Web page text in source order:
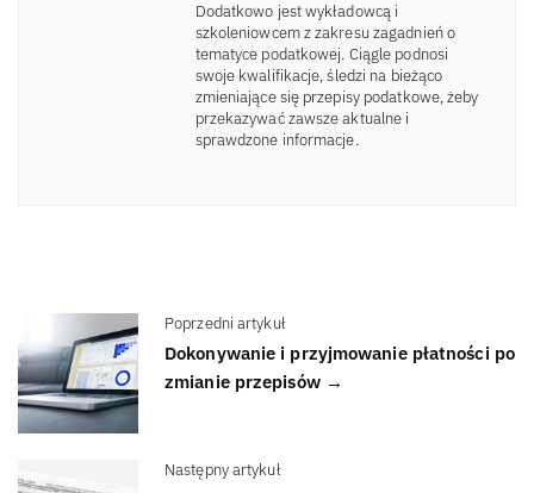
Dodatkowo jest wykładowcą i
szkoleniowcem z zakresu zagadnień o
tematyce podatkowej. Ciągle podnosi
swoje kwalifikacje, śledzi na bieżąco
zmieniające się przepisy podatkowe, żeby
przekazywać zawsze aktualne i
sprawdzone informacje.
Poprzedni artykuł
Dokonywanie i przyjmowanie płatności po
zmianie przepisów →
Następny artykuł